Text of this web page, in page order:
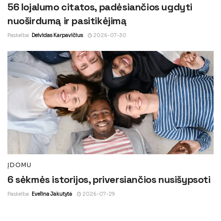
56 lojalumo citatos, padėsiančios ugdyti
nuoširdumą ir pasitikėjimą
Paskelbė Deividas Karpavičius 2026-07-30
ĮDOMU
6 sėkmės istorijos, priversiančios nusišypsoti
Paskelbė Evelina Jakutytė 2026-07-29